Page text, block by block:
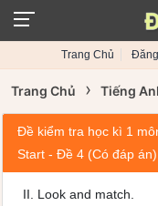
Trang Chủ
Trang Chủ › Tiếng
Đề kiểm tra học kì 1
Start - Đề 4 (Có đáp án)
II. Look and match.